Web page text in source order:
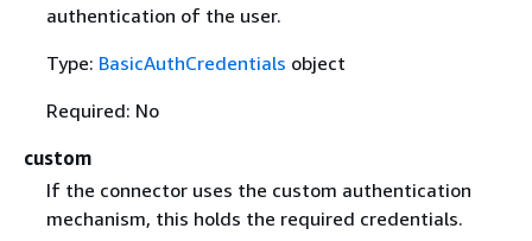
authentication of the user.
Type: BasicAuthCredentials object
Required: No
custom
If the connector uses the custom authentication
mechanism, this holds the required credentials.